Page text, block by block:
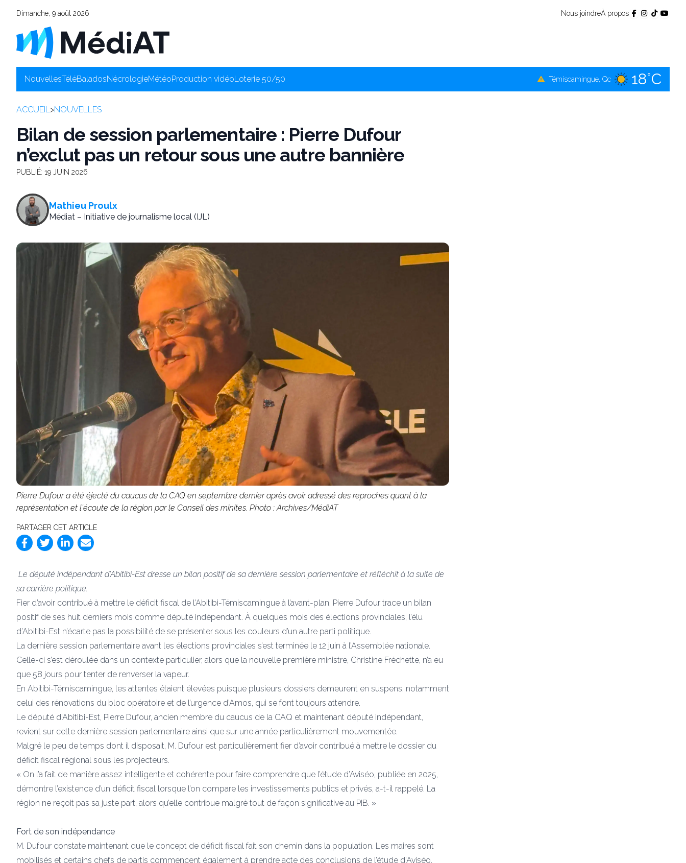
Dimanche, 9 août 2026 Nous joindreÀ propos
NouvellesTéléBaladosNécrologieMétéoProduction vidéoLoterie 50/50 La Sarre, Qc 17°C
ACCUEIL>NOUVELLES
Bilan de session parlementaire : Pierre Dufour
n’exclut pas un retour sous une autre bannière
PUBLIÉ: 19 JUIN 2026
Mathieu Proulx
Médiat – Initiative de journalisme local (IJL)
Pierre Dufour a été éjecté du caucus de la CAQ en septembre dernier après avoir adressé des reproches quant à la
représentation et l'écoute de la région par le Conseil des minites. Photo : Archives/MédiAT
PARTAGER CET ARTICLE
Le député indépendant d’Abitibi-Est dresse un bilan positif de sa dernière session parlementaire et réfléchit à la suite de
sa carrière politique.
Fier d’avoir contribué à mettre le déficit fiscal de l’Abitibi-Témiscamingue à l’avant-plan, Pierre Dufour trace un bilan
positif de ses huit derniers mois comme député indépendant. À quelques mois des élections provinciales, l’élu
d’Abitibi-Est n’écarte pas la possibilité de se présenter sous les couleurs d’un autre parti politique.
La dernière session parlementaire avant les élections provinciales s’est terminée le 12 juin à l’Assemblée nationale.
Celle-ci s’est déroulée dans un contexte particulier, alors que la nouvelle première ministre, Christine Fréchette, n’a eu
que 58 jours pour tenter de renverser la vapeur.
En Abitibi-Témiscamingue, les attentes étaient élevées puisque plusieurs dossiers demeurent en suspens, notamment
celui des rénovations du bloc opératoire et de l’urgence d’Amos, qui se font toujours attendre.
Le député d’Abitibi-Est, Pierre Dufour, ancien membre du caucus de la CAQ et maintenant député indépendant,
revient sur cette dernière session parlementaire ainsi que sur une année particulièrement mouvementée.
Malgré le peu de temps dont il disposait, M. Dufour est particulièrement fier d’avoir contribué à mettre le dossier du
déficit fiscal régional sous les projecteurs.
« On l’a fait de manière assez intelligente et cohérente pour faire comprendre que l’étude d’Aviséo, publiée en 2025,
démontre l’existence d’un déficit fiscal lorsque l’on compare les investissements publics et privés, a-t-il rappelé. La
région ne reçoit pas sa juste part, alors qu’elle contribue malgré tout de façon significative au PIB. »
Fort de son indépendance
M. Dufour constate maintenant que le concept de déficit fiscal fait son chemin dans la population. Les maires sont
mobilisés et certains chefs de partis commencent également à prendre acte des conclusions de l’étude d’Aviséo.